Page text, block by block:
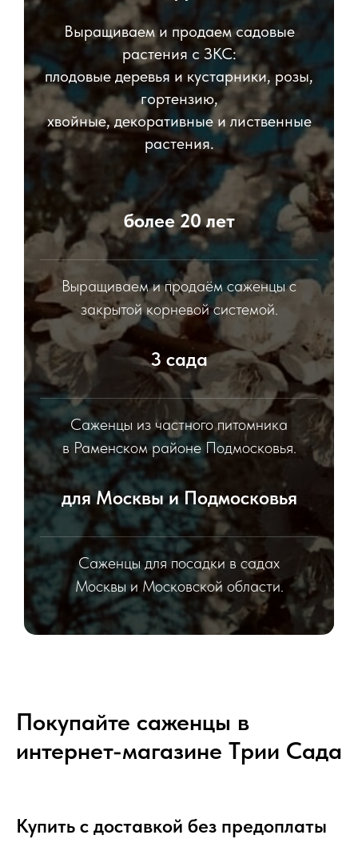
Выращиваем и продаем садовые
растения с ЗКС:
плодовые деревья и кустарники, розы,
гортензию,
хвойные, декоративные и лиственные
растения.
более 20 лет
Выращиваем и продаём саженцы с
закрытой корневой системой.
3 сада
Саженцы из частного питомника
в Раменском районе Подмосковья.
для Москвы и Подмосковья
Саженцы для посадки в садах
Москвы и Московской области.
Покупайте саженцы в
интернет-магазине Tрии Сада
Купить с доставкой без предоплаты